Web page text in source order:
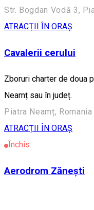
Str. Bogdan Vodă 3,
ATRACȚII ÎN ORAȘ
Cavalerii cerului
Zboruri charter de doua
Neamț sau în județ.
Piatra Neamț, Romania
ATRACȚII ÎN ORAȘ
Închis
Aerodrom Zănești